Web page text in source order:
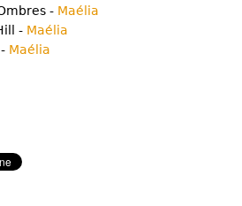
- Maélia
- Maélia
Maélia